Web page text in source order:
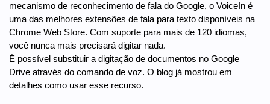
mecanismo de reconhecimento de fala do Google, o VoiceIn é
uma das melhores extensões de fala para texto disponíveis na
Chrome Web Store. Com suporte para mais de 120 idiomas,
você nunca mais precisará digitar nada.
É possível substituir a digitação de documentos no Google
Drive através do comando de voz. O blog já mostrou em
detalhes como usar esse recurso.